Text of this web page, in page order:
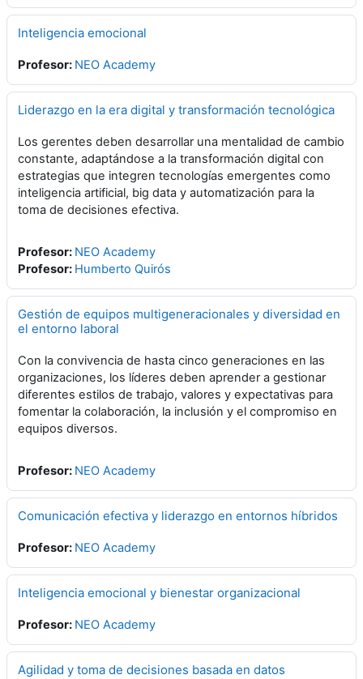
Inteligencia emocional
Profesor: NEO Academy
Liderazgo en la era digital y transformación tecnológica
Los gerentes deben desarrollar una mentalidad de cambio
constante, adaptándose a la transformación digital con
estrategias que integren tecnologías emergentes como
inteligencia artificial, big data y automatización para la
toma de decisiones efectiva.
Profesor: NEO Academy
Profesor: Humberto Quirós
Gestión de equipos multigeneracionales y diversidad en
el entorno laboral
Con la convivencia de hasta cinco generaciones en las
organizaciones, los líderes deben aprender a gestionar
diferentes estilos de trabajo, valores y expectativas para
fomentar la colaboración, la inclusión y el compromiso en
equipos diversos.
Profesor: NEO Academy
Comunicación efectiva y liderazgo en entornos híbridos
Profesor: NEO Academy
Inteligencia emocional y bienestar organizacional
Profesor: NEO Academy
Agilidad y toma de decisiones basada en datos